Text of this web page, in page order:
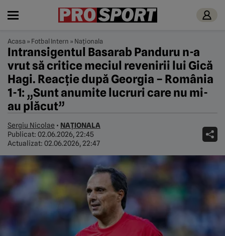
Acasa » Fotbal Intern » Naționala
Intransigentul Basarab Panduru n-a
vrut să critice meciul revenirii lui Gică
Hagi. Reacție după Georgia – România
1-1: „Sunt anumite lucruri care nu mi-
au plăcut”
Sergiu Nicolae • NAȚIONALA
Publicat: 02.06.2026, 22:45
Actualizat: 02.06.2026, 22:47